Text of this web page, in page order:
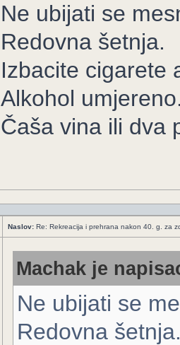
Ne ubijati se
Redovna šetnja.
Izbacite cigarete
Alkohol
Čaša vina ili dva
Naslov: Re: Rekreacija i prehrana nakon 40. g. za
Machak je
Ne ubijati se
Redovna